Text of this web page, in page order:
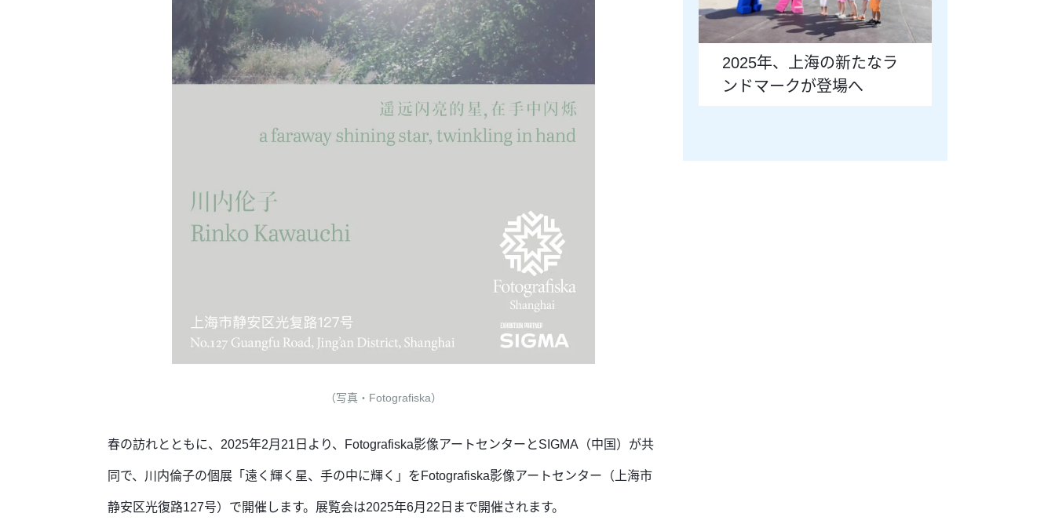
（写真・Fotografiska）
春の訪れとともに、2025年2月21日より、Fotografiska影像アートセンターとSIGMA（中国）が共
同で、川内倫子の個展「遠く輝く星、手の中に輝く」をFotografiska影像アートセンター（上海市
静安区光復路127号）で開催します。展覧会は2025年6月22日まで開催されます。
2025年、上海の新たなラ
ンドマークが登場へ